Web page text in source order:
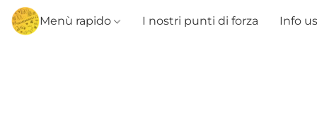
Menù rapido I nostri punti di forza Info